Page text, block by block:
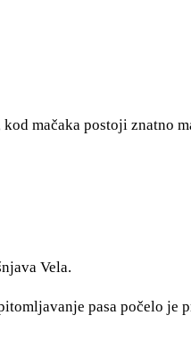
mačaka postoji znatno
Vela.
pasa počelo je